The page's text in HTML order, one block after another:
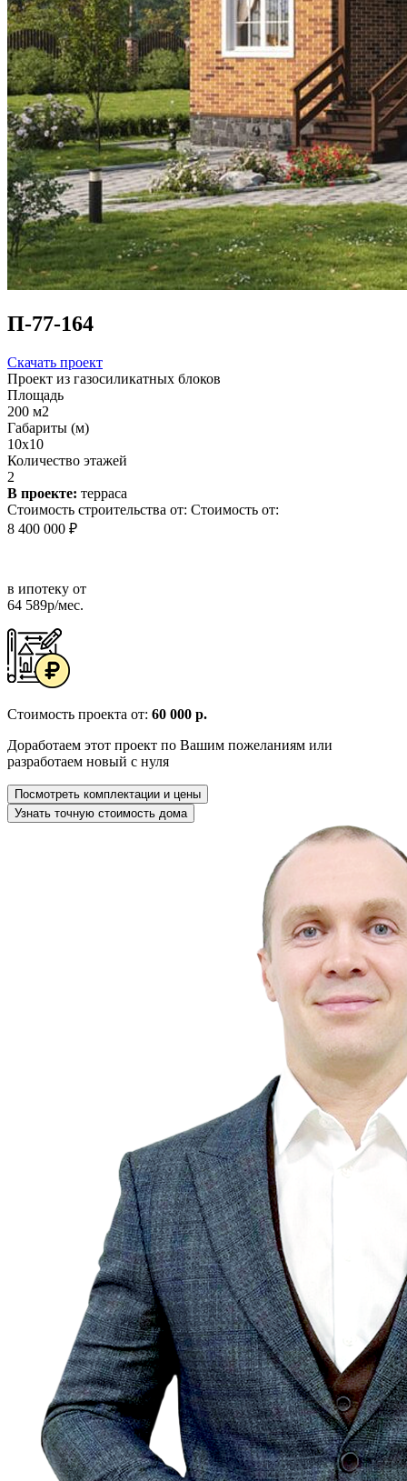
П-77-164
Скачать проект
Проект из газосиликатных блоков
Площадь
200 м2
Габариты (м)
10x10
Количество этажей
2
В проекте: терраса
Стоимость строительства от: Стоимость от:
8 400 000 ₽
в ипотеку от
64 589р/мес.
Стоимость проекта от: 60 000 р.
Доработаем этот проект по Вашим пожеланиям или
разработаем новый с нуля
Посмотреть комплектации и цены
Узнать точную стоимость дома